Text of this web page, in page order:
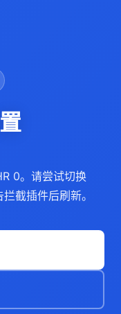
0。请尝试切换
截插件后刷新。